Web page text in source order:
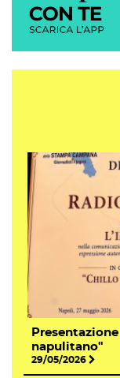
napulitano"
29/05/2026